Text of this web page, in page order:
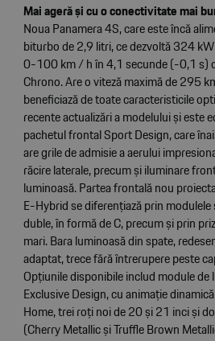
Mai ageră și cu o conectivitate mai
Noua Panamera 4S, care este încă
biturbo de 2,9 litri, ce dezvoltă 324
0-100 km / h în 4,1 secunde (-0,1 s)
Chrono. Are o viteză maximă de 295
beneficiază de toate caracteristicile
recente actualizări a modelului și este
pachetul frontal Sport Design, care
are grile de admisie a aerului
răcire laterale, precum și iluminare
luminoasă. Partea frontală nou
E-Hybrid se diferențiază prin
duble, în formă de C, precum și prin
mari. Bara luminoasă din spate,
adaptat, trece fără întrerupere peste
Opțiunile disponibile includ module
Exclusive Design, cu animație
Home, trei roți noi de 20 și 21 inci și
(Cherry Metallic și Truffle Brown